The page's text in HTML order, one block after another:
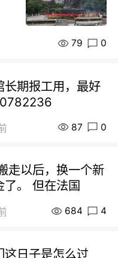
79 0
长期报工用，最好
87 0
走以后，换一个新
。 但在法国
684 4
这日子是怎么过